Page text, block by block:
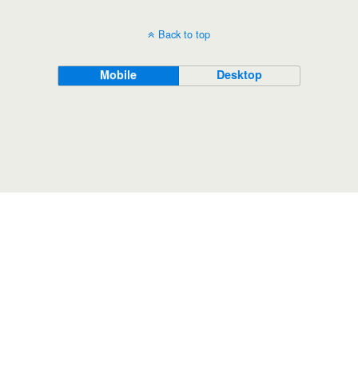
Back to top
Mobile Desktop